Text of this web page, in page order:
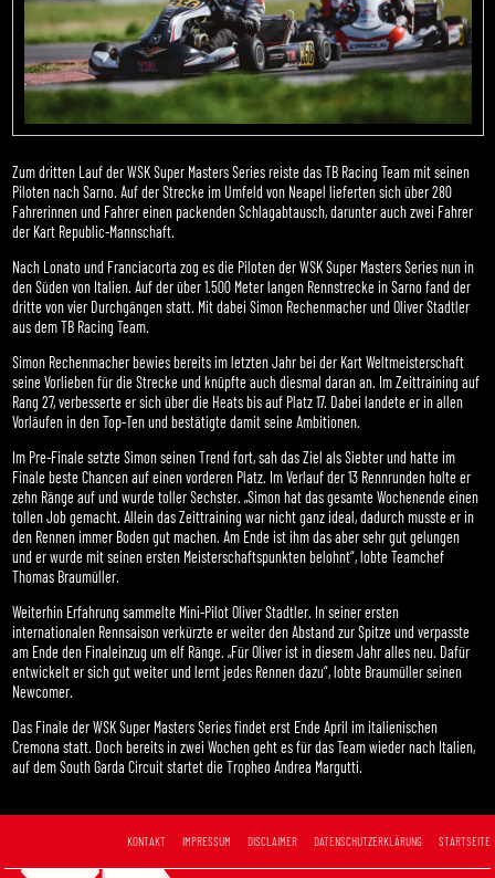
Zum dritten Lauf der WSK Super Masters Series reiste das TB Racing Team mit seinen
Piloten nach Sarno. Auf der Strecke im Umfeld von Neapel lieferten sich über 280
Fahrerinnen und Fahrer einen packenden Schlagabtausch, darunter auch zwei Fahrer
der Kart Republic-Mannschaft.
Nach Lonato und Franciacorta zog es die Piloten der WSK Super Masters Series nun in
den Süden von Italien. Auf der über 1.500 Meter langen Rennstrecke in Sarno fand der
dritte von vier Durchgängen statt. Mit dabei Simon Rechenmacher und Oliver Stadtler
aus dem TB Racing Team.
Simon Rechenmacher bewies bereits im letzten Jahr bei der Kart Weltmeisterschaft
seine Vorlieben für die Strecke und knüpfte auch diesmal daran an. Im Zeittraining auf
Rang 27, verbesserte er sich über die Heats bis auf Platz 17. Dabei landete er in allen
Vorläufen in den Top-Ten und bestätigte damit seine Ambitionen.
Im Pre-Finale setzte Simon seinen Trend fort, sah das Ziel als Siebter und hatte im
Finale beste Chancen auf einen vorderen Platz. Im Verlauf der 13 Rennrunden holte er
zehn Ränge auf und wurde toller Sechster. „Simon hat das gesamte Wochenende einen
tollen Job gemacht. Allein das Zeittraining war nicht ganz ideal, dadurch musste er in
den Rennen immer Boden gut machen. Am Ende ist ihm das aber sehr gut gelungen
und er wurde mit seinen ersten Meisterschaftspunkten belohnt“, lobte Teamchef
Thomas Braumüller.
Weiterhin Erfahrung sammelte Mini-Pilot Oliver Stadtler. In seiner ersten
internationalen Rennsaison verkürzte er weiter den Abstand zur Spitze und verpasste
am Ende den Finaleinzug um elf Ränge. „Für Oliver ist in diesem Jahr alles neu. Dafür
entwickelt er sich gut weiter und lernt jedes Rennen dazu“, lobte Braumüller seinen
Newcomer.
Das Finale der WSK Super Masters Series findet erst Ende April im italienischen
Cremona statt. Doch bereits in zwei Wochen geht es für das Team wieder nach Italien,
auf dem South Garda Circuit startet die Tropheo Andrea Margutti.
STARTSEITE
DATENSCHUTZERKLÄRUNG
DISCLAIMER
IMPRESSUM
KONTAKT